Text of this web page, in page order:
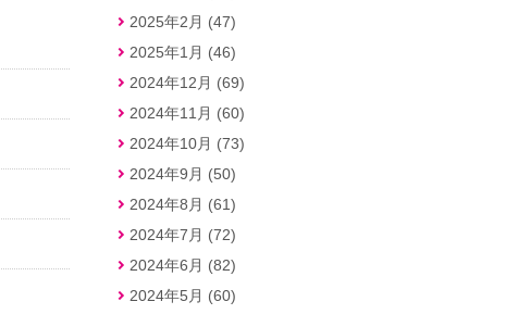
2025年2月 (47)
2025年1月 (46)
2024年12月 (69)
2024年11月 (60)
2024年10月 (73)
2024年9月 (50)
2024年8月 (61)
2024年7月 (72)
2024年6月 (82)
2024年5月 (60)